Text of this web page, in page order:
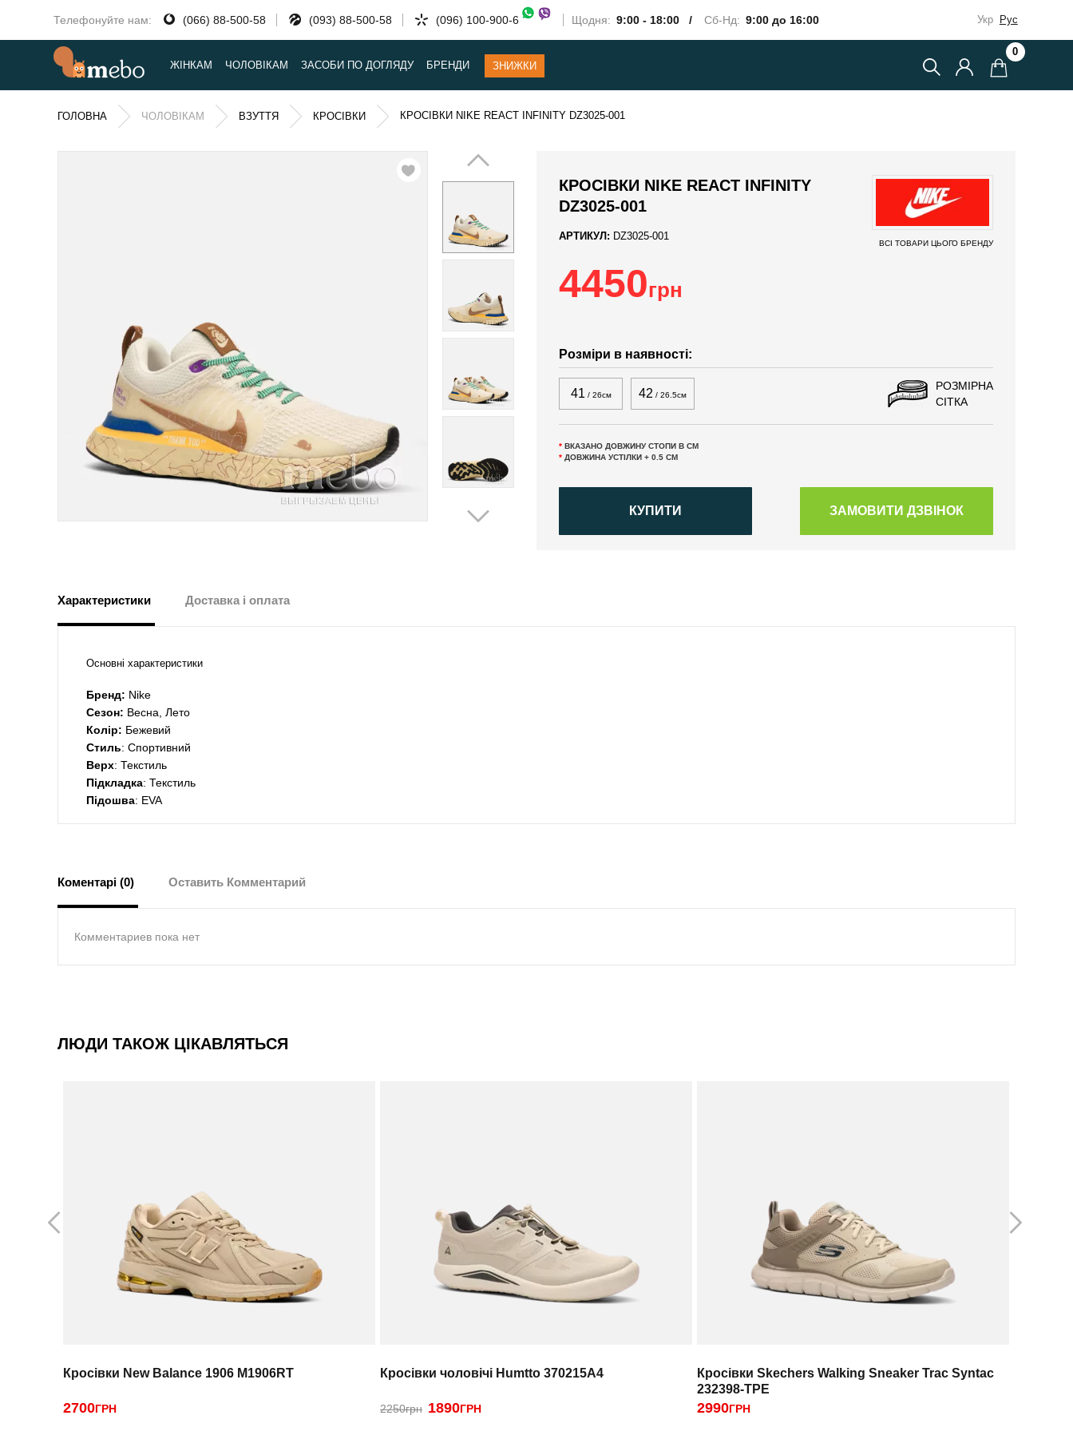
Телефонуйте нам: (066) 88-500-58 (093) 88-500-58 (096) 100-900-6 Щодня: 9:00 - 18:00 / Сб-Нд: 9:00 до 16:00 Укр Рус
ЖІНКАМ ЧОЛОВІКАМ ЗАСОБИ ПО ДОГЛЯДУ БРЕНДИ ЗНИЖКИ
0
ГОЛОВНА ЧОЛОВІКАМ ВЗУТТЯ КРОСІВКИ КРОСІВКИ NIKE REACT INFINITY DZ3025-001
КРОСІВКИ NIKE REACT INFINITY
DZ3025-001
АРТИКУЛ: DZ3025-001
ВСІ ТОВАРИ ЦЬОГО БРЕНДУ
4450грн
Розміри в наявності:
41 / 26см 42 / 26.5см
РОЗМІРНА
СІТКА
* ВКАЗАНО ДОВЖИНУ СТОПИ В СМ
* ДОВЖИНА УСТІЛКИ + 0.5 СМ
КУПИТИ
Характеристики Доставка і оплата
Основні характеристики
Бренд: Nike
Сезон: Весна, Лето
Колір: Бежевий
Стиль: Спортивний
Верх: Текстиль
Підкладка: Текстиль
Підошва: EVA
Коментарі (0) Оставить Комментарий
Комментариев пока нет
ЛЮДИ ТАКОЖ ЦІКАВЛЯТЬСЯ
Кросівки New Balance 1906 M1906RT
2700ГРН
Кросівки чоловічі Humtto 370215A4
2250грн 1890ГРН
Кросівки Skechers Walking Sneaker Trac Syntac
232398-TPE
2990ГРН